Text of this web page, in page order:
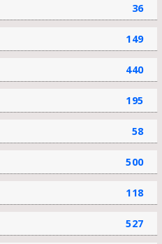
36
149
440
195
58
500
118
527